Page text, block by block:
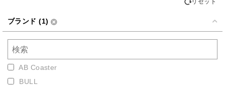
リセット
ブランド (1)
AB Coaster
BULL